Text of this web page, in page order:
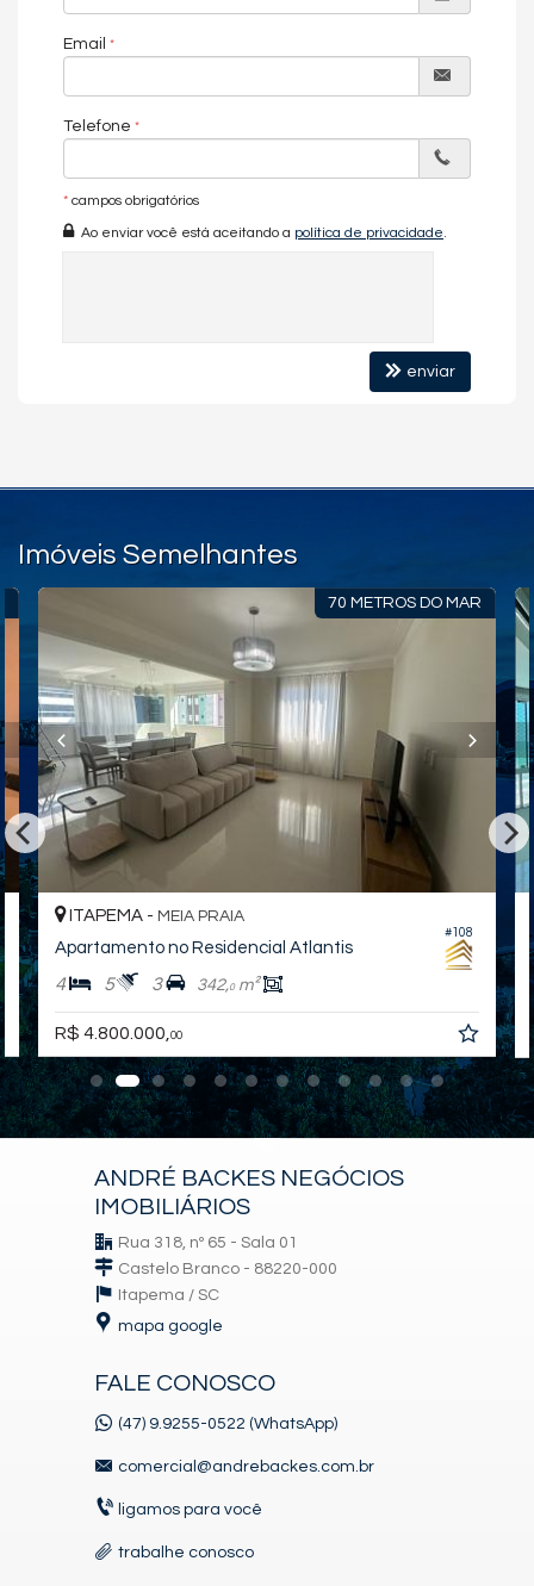
Email
Telefone
* campos obrigatórios
Ao enviar você está aceitando a política de privacidade
enviar
Imóveis Semelhantes
70 METROS DO MAR
#108
ITAPEMA - MEIA PRAIA
Apartamento no Residencial Atlantis
4 5 3 342,0m²
R$ 4.800.000, 00
ANDRÉ BACKES NEGÓCIOS
IMOBILIÁRIOS
Rua 318, nº 65 - Sala 01
Castelo Branco - 88220-000
Itapema / SC
mapa google
FALE CONOSCO
(47) 9.9255-0522 (WhatsApp)
comercial@andrebackes.com.br
ligamos para você
trabalhe conosco